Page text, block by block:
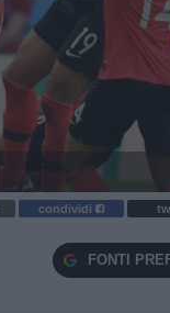
condividi
FONTI